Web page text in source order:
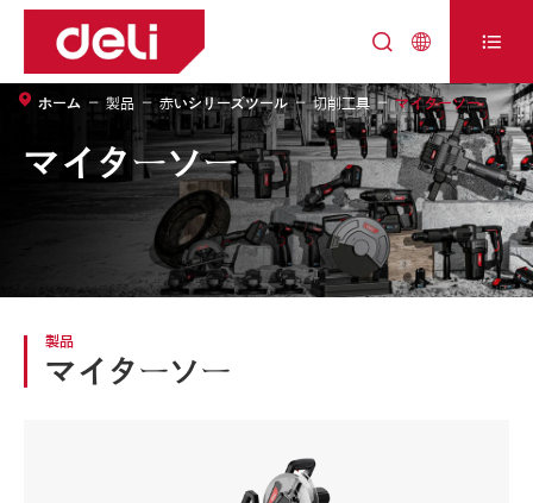
  
マイターソー
ホーム 製品 赤いシリーズツール 切削工具 マイターソー
製品
マイターソー